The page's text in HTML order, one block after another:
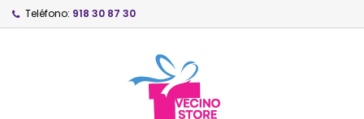
Teléfono: 918 30 87 30